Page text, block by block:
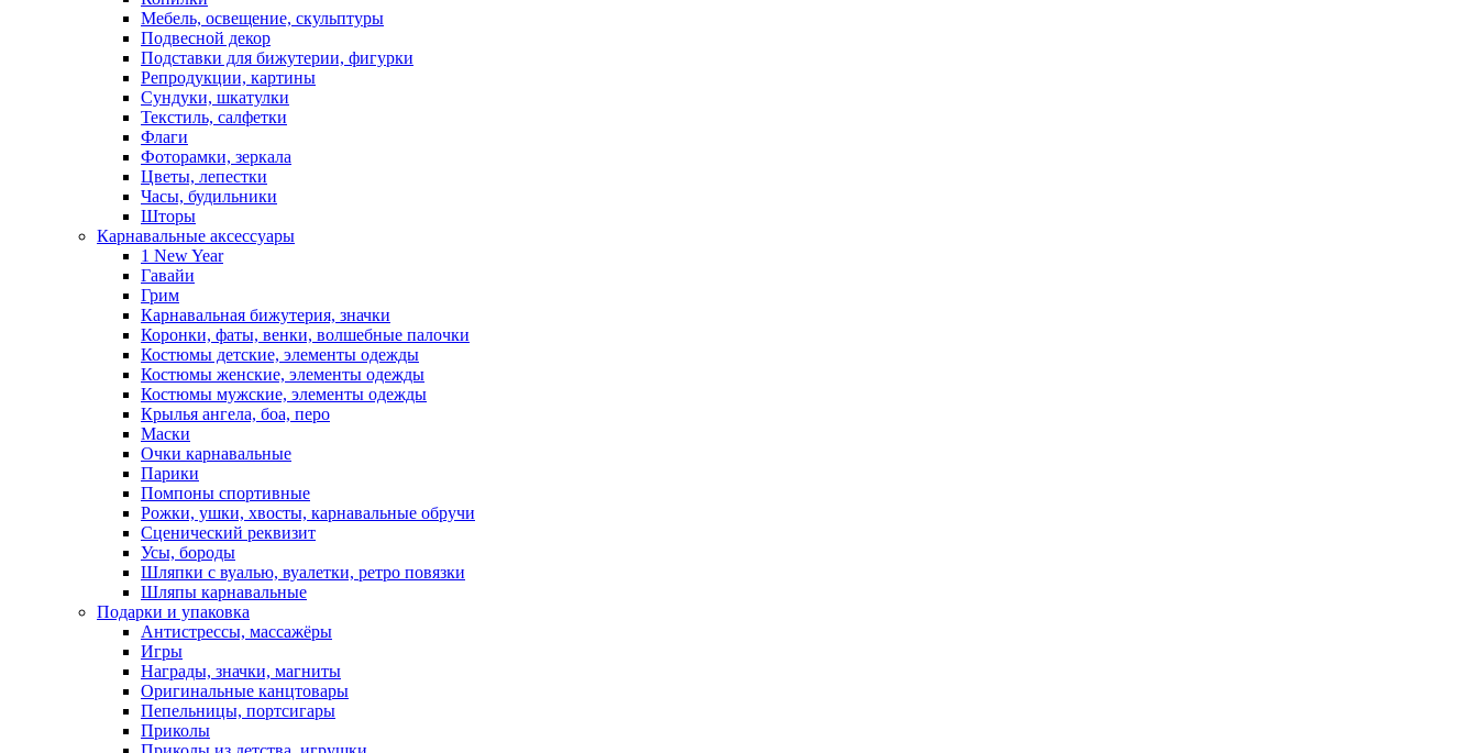
Мебель, освещение, скульптуры
Подвесной декор
Подставки для бижутерии, фигурки
Репродукции, картины
Сундуки, шкатулки
Текстиль, салфетки
Флаги
Фоторамки, зеркала
Цветы, лепестки
Часы, будильники
Шторы
Карнавальные аксессуары
1 New Year
Гавайи
Грим
Карнавальная бижутерия, значки
Коронки, фаты, венки, волшебные палочки
Костюмы детские, элементы одежды
Костюмы женские, элементы одежды
Костюмы мужские, элементы одежды
Крылья ангела, боа, перо
Маски
Очки карнавальные
Парики
Помпоны спортивные
Рожки, ушки, хвосты, карнавальные обручи
Сценический реквизит
Усы, бороды
Шляпки с вуалью, вуалетки, ретро повязки
Шляпы карнавальные
Подарки и упаковка
Антистрессы, массажёры
Игры
Награды, значки, магниты
Оригинальные канцтовары
Пепельницы, портсигары
Приколы